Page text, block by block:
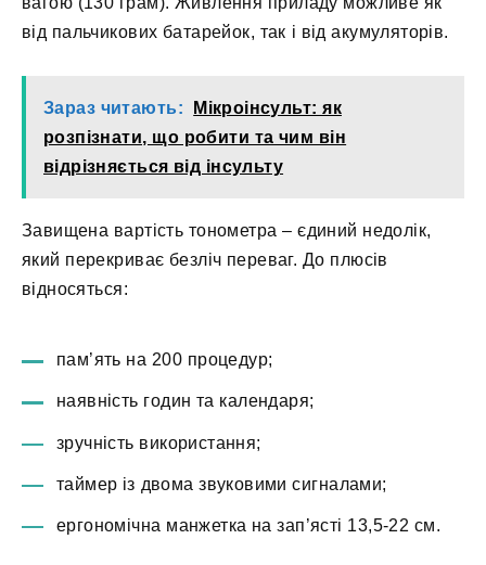
від пальчикових батарейок, так і від акумуляторів.
Зараз читають:
Мікроінсульт: як
розпізнати, що робити та чим він
відрізняється від інсульту
Завищена вартість тонометра – єдиний недолік,
який перекриває безліч переваг. До плюсів
відносяться:
пам’ять на 200 процедур;
наявність годин та календаря;
зручність використання;
таймер із двома звуковими сигналами;
ергономічна манжетка на зап’ясті 13,5-22 см.